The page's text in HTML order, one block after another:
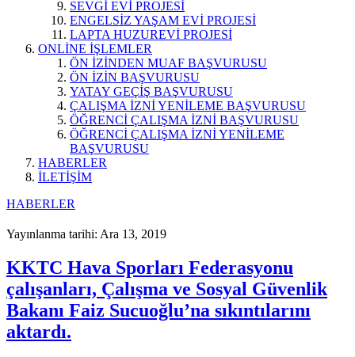
SEVGİ EVİ PROJESİ
ENGELSİZ YAŞAM EVİ PROJESİ
LAPTA HUZUREVİ PROJESİ
ONLİNE İŞLEMLER
ÖN İZİNDEN MUAF BAŞVURUSU
ÖN İZİN BAŞVURUSU
YATAY GEÇİŞ BAŞVURUSU
ÇALIŞMA İZNİ YENİLEME BAŞVURUSU
ÖĞRENCİ ÇALIŞMA İZNİ BAŞVURUSU
ÖĞRENCİ ÇALIŞMA İZNİ YENİLEME
BAŞVURUSU
HABERLER
İLETİŞİM
HABERLER
Yayınlanma tarihi: Ara 13, 2019
KKTC Hava Sporları Federasyonu
çalışanları, Çalışma ve Sosyal Güvenlik
Bakanı Faiz Sucuoğlu’na sıkıntılarını
aktardı.